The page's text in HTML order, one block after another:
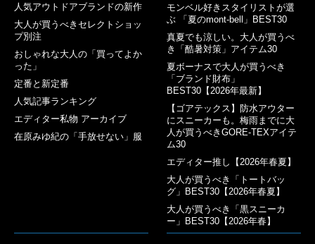
人気アウトドアブランドの新作
大人が買うべきセレクトショッ
プ別注
おしゃれな大人の「買ってよか
った」
定番と新定番
人気記事ランキング
エディター私物 アーカイブ
在原みゆ紀の「手放せない」服
モンベル好きスタイリストが選
ぶ 「夏のmont-bell」BEST30
真夏でも涼しい。大人が買うべ
き「酷暑対策」アイテム30
夏ボーナスで大人が買うべき
「ブランド財布」
BEST30【2026年最新】
【ゴアテックス】防水アウター
にスニーカーも。梅雨までに大
人が買うべきGORE-TEXアイテ
ム30
エディター推し【2026年春夏】
大人が買うべき「トートバッ
グ」BEST30【2026年春夏】
大人が買うべき「黒スニーカ
ー」BEST30【2026年春】